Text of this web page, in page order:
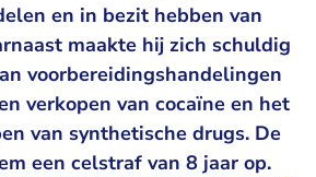
en in bezit hebben van
maakte hij zich schuldig
voorbereidingshandelingen
verkopen van cocaïne en het
van synthetische drugs. De
een celstraf van 8 jaar op.